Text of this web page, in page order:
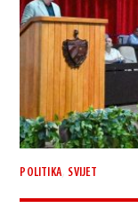
POLITIKA SVIJET